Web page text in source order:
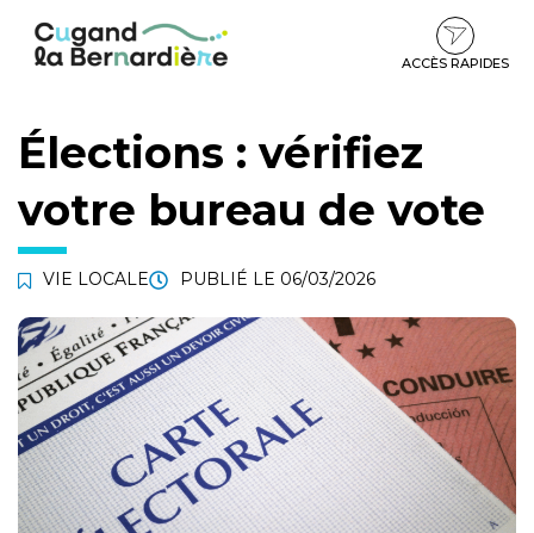
contenu
pied
ACCÈS RAPIDES
Élections : vérifiez
votre bureau de vote
VIE LOCALE PUBLIÉ LE 06/03/2026